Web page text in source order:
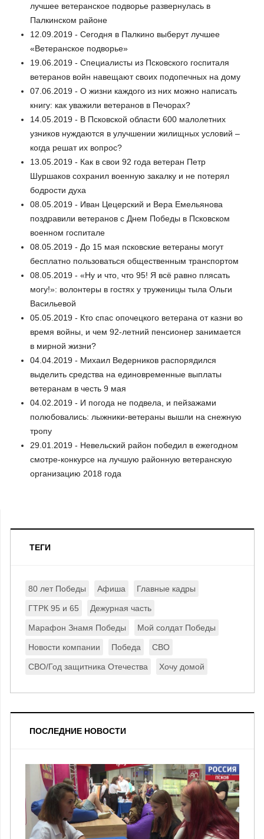
лучшее ветеранское подворье развернулась в
Палкинском районе
12.09.2019 - Сегодня в Палкино выберут лучшее
«Ветеранское подворье»
19.06.2019 - Специалисты из Псковского госпиталя
ветеранов войн навещают своих подопечных на дому
07.06.2019 - О жизни каждого из них можно написать
книгу: как уважили ветеранов в Печорах?
14.05.2019 - В Псковской области 600 малолетних
узников нуждаются в улучшении жилищных условий –
когда решат их вопрос?
13.05.2019 - Как в свои 92 года ветеран Петр
Шуршаков сохранил военную закалку и не потерял
бодрости духа
08.05.2019 - Иван Цецерский и Вера Емельянова
поздравили ветеранов с Днем Победы в Псковском
военном госпитале
08.05.2019 - До 15 мая псковские ветераны могут
бесплатно пользоваться общественным транспортом
08.05.2019 - «Ну и что, что 95! Я всё равно плясать
могу!»: волонтеры в гостях у труженицы тыла Ольги
Васильевой
05.05.2019 - Кто спас опочецкого ветерана от казни во
время войны, и чем 92-летний пенсионер занимается
в мирной жизни?
04.04.2019 - Михаил Ведерников распорядился
выделить средства на единовременные выплаты
ветеранам в честь 9 мая
04.02.2019 - И погода не подвела, и пейзажами
полюбовались: лыжники-ветераны вышли на снежную
тропу
29.01.2019 - Невельский район победил в ежегодном
смотре-конкурсе на лучшую районную ветеранскую
организацию 2018 года
ТЕГИ
80 лет Победы Афиша Главные кадры
ГТРК 95 и 65 Дежурная часть
Марафон Знамя Победы Мой солдат Победы
Новости компании Победа СВО
СВО/Год защитника Отечества Хочу домой
ПОСЛЕДНИЕ НОВОСТИ